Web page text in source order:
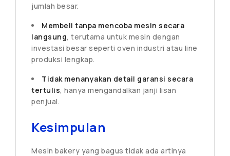
jumlah besar.
Membeli tanpa mencoba mesin secara
langsung, terutama untuk mesin dengan
investasi besar seperti oven industri atau line
produksi lengkap.
Tidak menanyakan detail garansi secara
tertulis, hanya mengandalkan janji lisan
penjual.
Kesimpulan
Mesin bakery yang bagus tidak ada artinya